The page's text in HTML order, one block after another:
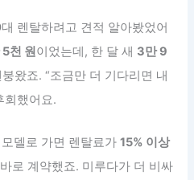
렌탈하려고 견적 알아봤었어
천 원이었는데, 한 달 새 3만 9
왔죠. “조금만 더 기다리면 내
회했어요.
델로 가면 렌탈료가15% 이상
로 계약했죠. 미루다가 더 비싸